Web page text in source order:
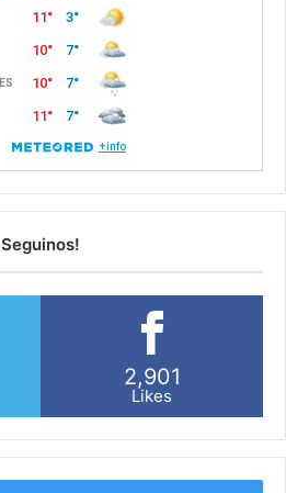
Seguinos!
2,901
Likes